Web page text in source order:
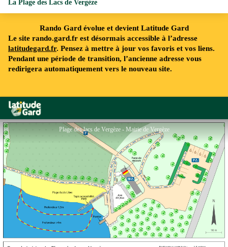
Rando Gard évolue et devient Latitude Gard
Le site rando.gard.fr est désormais accessible à l’adresse
latitudegard.fr. Pensez à mettre à jour vos favoris et vos liens.
Pendant une période de transition, l’ancienne adresse vous
redirigera automatiquement vers le nouveau site.
Rando Gard
La Plage des Lacs de Vergèze
Plage des lacs de Vergèze - Mairie de Vergèze